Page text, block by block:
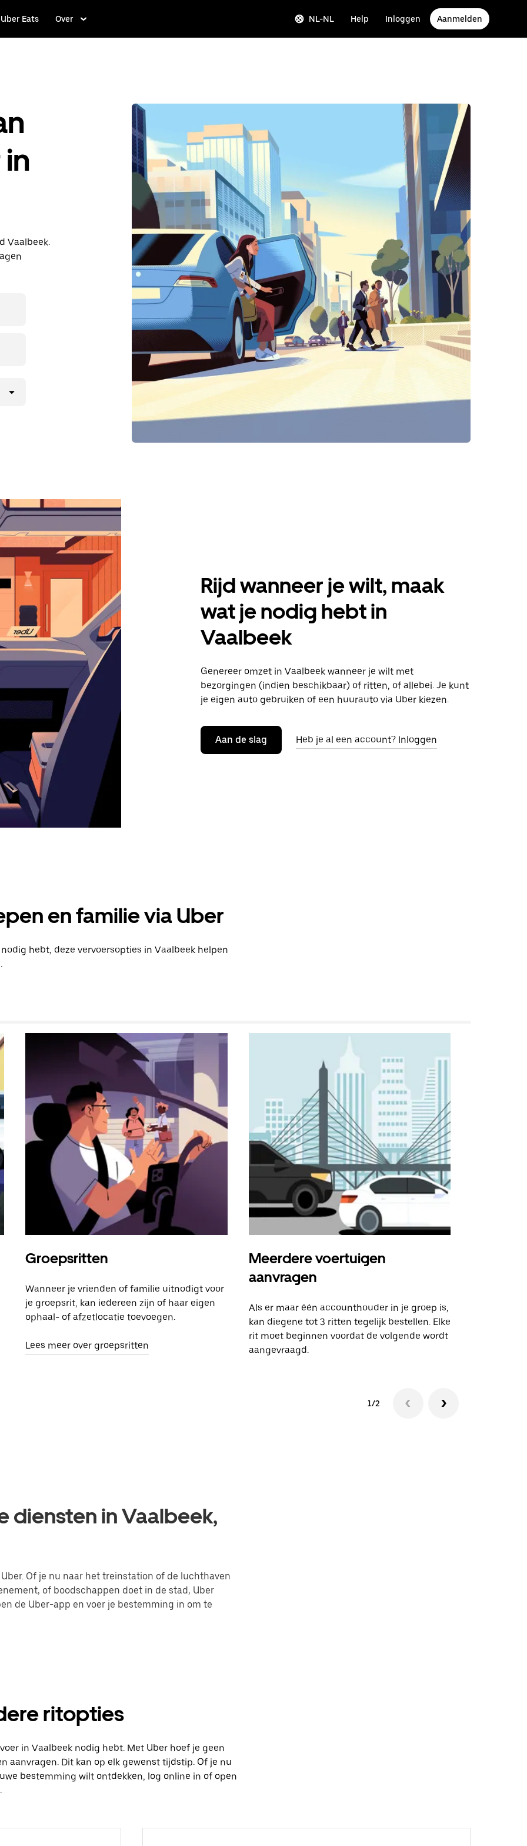
Uber Eats Over NL-NL Help Inloggen Aanmelden
Vaalbeek.
Rijd wanneer je wilt, maak
wat je nodig hebt in
Vaalbeek
Genereer omzet in Vaalbeek wanneer je wilt met
bezorgingen (indien beschikbaar) of ritten, of allebei. Je kunt
je eigen auto gebruiken of een huurauto via Uber kiezen.
Aan de slag Heb je al een account? Inloggen
en familie via Uber
hebt, deze vervoersopties in Vaalbeek helpen
Groepsritten
Wanneer je vrienden of familie uitnodigt voor
je groepsrit, kan iedereen zijn of haar eigen
ophaal- of afzetlocatie toevoegen.
Lees meer over groepsritten
Meerdere voertuigen
aanvragen
Als er maar één accounthouder in je groep is,
kan diegene tot 3 ritten tegelijk bestellen. Elke
rit moet beginnen voordat de volgende wordt
aangevraagd.
1/2
diensten in Vaalbeek,
Of je nu naar het treinstation of de luchthaven
of boodschappen doet in de stad, Uber
de Uber-app en voer je bestemming in om te
ritopties
in Vaalbeek nodig hebt. Met Uber hoef je geen
aanvragen. Dit kan op elk gewenst tijdstip. Of je nu
bestemming wilt ontdekken, log online in of open